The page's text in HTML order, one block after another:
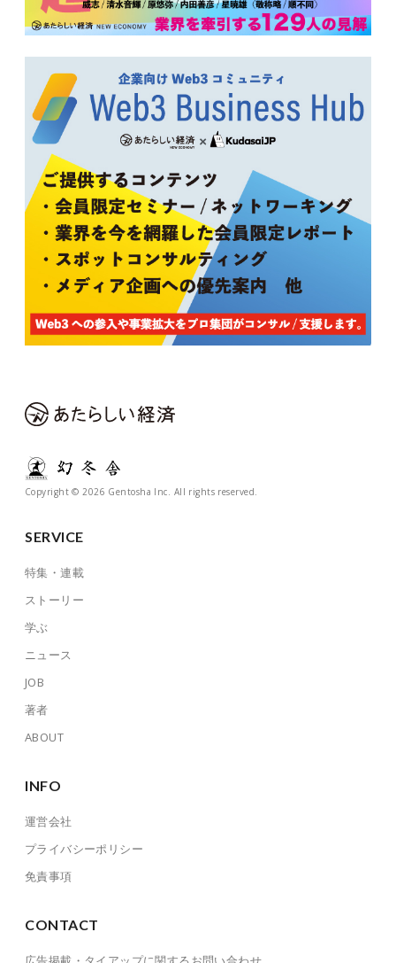
Copyright © 2026 Gentosha Inc. All rights reserved.
SERVICE
特集・連載
ストーリー
学ぶ
ニュース
JOB
著者
ABOUT
INFO
運営会社
プライバシーポリシー
免責事項
CONTACT